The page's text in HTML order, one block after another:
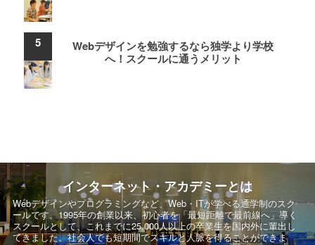
Webデザインを勉強するなら独学より学校
へ！スクールに通うメリット
インターネット・アカデミーとは
Webデザインやプログラミングなど、Web・ITが学べる通学制のスク
ールです。1995年の創業以来、初心者を「最短距離で最前線へ」導く
スクールとして、これまでに25,000人以上の卒業生を国内外に輩出し
てきました。社会人でも短期間でスキルと人脈を得ることができま